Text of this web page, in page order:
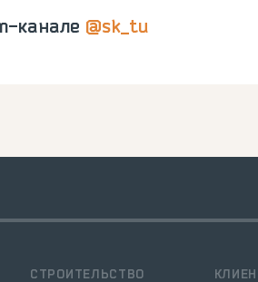
канале @sk_tu
СТРОИТЕЛЬСТВО